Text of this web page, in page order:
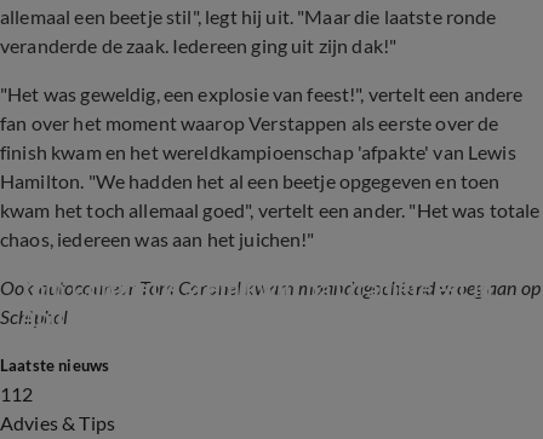
allemaal een beetje stil", legt hij uit. "Maar die laatste ronde
veranderde de zaak. Iedereen ging uit zijn dak!"
"Het was geweldig, een explosie van feest!", vertelt een andere
fan over het moment waarop Verstappen als eerste over de
finish kwam en het wereldkampioenschap 'afpakte' van Lewis
Hamilton. "We hadden het al een beetje opgegeven en toen
kwam het toch allemaal goed", vertelt een ander. "Het was totale
chaos, iedereen was aan het juichen!"
Ook autocoureur Tom Coronel kwam maandagochtend vroeg aan op
Schiphol
1:21
Tom Coronel is stem kwijt na Oranjefeest in
Abu Dhabi
Laatste nieuws
112
Advies & Tips